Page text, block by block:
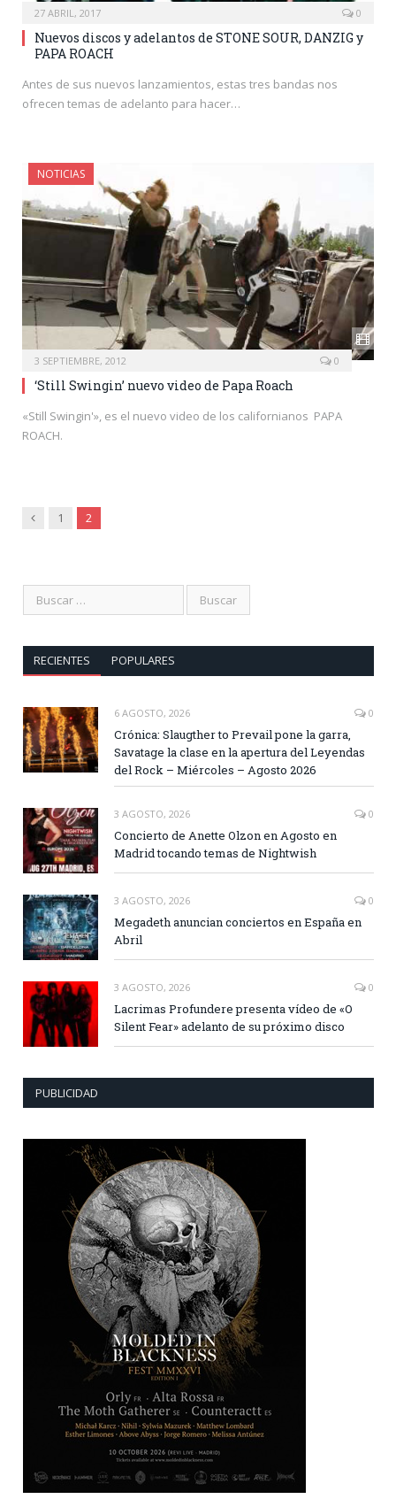
27 ABRIL, 2017 0
Nuevos discos y adelantos de STONE SOUR, DANZIG y
PAPA ROACH
Antes de sus nuevos lanzamientos, estas tres bandas nos
ofrecen temas de adelanto para hacer…
NOTICIAS
3 SEPTIEMBRE, 2012 0
‘Still Swingin’ nuevo video de Papa Roach
«Still Swingin'», es el nuevo video de los californianos PAPA
ROACH.
Anterior
1 2
RECIENTES POPULARES
6 AGOSTO, 2026 0
Crónica: Slaugther to Prevail pone la garra,
Savatage la clase en la apertura del Leyendas
del Rock – Miércoles – Agosto 2026
3 AGOSTO, 2026 0
Concierto de Anette Olzon en Agosto en
Madrid tocando temas de Nightwish
3 AGOSTO, 2026 0
Megadeth anuncian conciertos en España en
Abril
3 AGOSTO, 2026 0
Lacrimas Profundere presenta vídeo de «O
Silent Fear» adelanto de su próximo disco
PUBLICIDAD